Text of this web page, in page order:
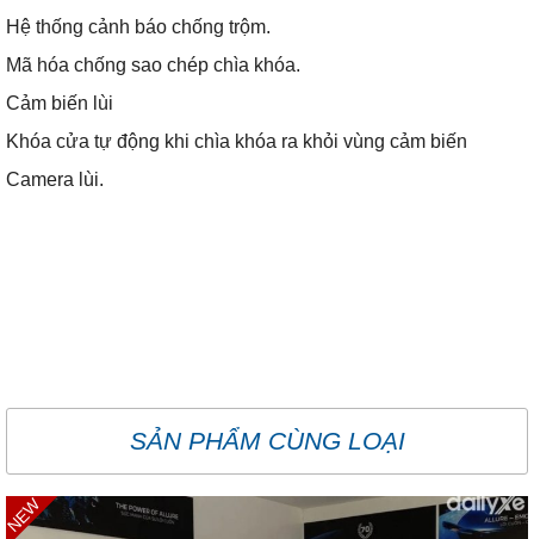
Hệ thống cảnh báo chống trộm.
Mã hóa chống sao chép chìa khóa.
Cảm biến lùi
Khóa cửa tự động khi chìa khóa ra khỏi vùng cảm biến
Camera lùi.
SẢN PHẨM CÙNG LOẠI
NEW